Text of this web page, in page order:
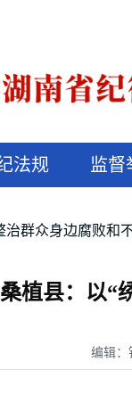
法规 监督
治群众身边腐败和
桑植县：以“
编辑：